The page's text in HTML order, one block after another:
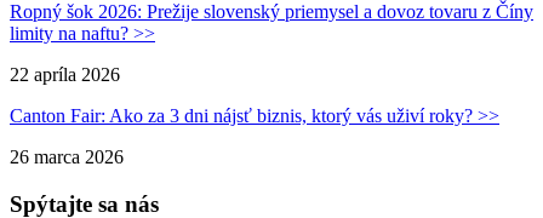
Ropný šok 2026: Prežije slovenský priemysel a dovoz tovaru z Číny
limity na naftu? >>
22 apríla 2026
Canton Fair: Ako za 3 dni nájsť biznis, ktorý vás uživí roky? >>
26 marca 2026
Spýtajte sa nás